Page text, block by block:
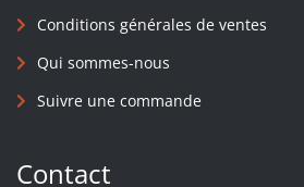
Conditions générales de ventes
Qui sommes-nous
Suivre une commande
Contact